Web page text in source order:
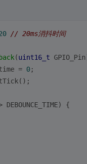
// 20ms消抖时间
(uint16_t
= 0;
{